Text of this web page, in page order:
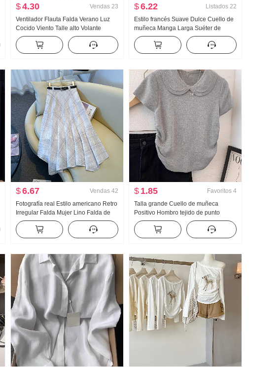
$4.30 Vendas 23
Ventilador Flauta Falda Verano Luz
Cocido Viento Talle alto Volante
Abertura Negro Lunares Falda Días
Seda Oblicuo Hombro Ropa
$6.22 Listados 22
Estilo francés Suave Dulce Cuello de
muñeca Manga Larga Suéter de
punto Mujer Avanzado Sentido Trenza
Suéter Ajustado Adelgazante Top
$6.67 Vendas 42
Fotografía real Estilo americano Retro
Irregular Falda Mujer Lino Falda de
longitud media Cuadros Falda de
línea A Irregular Cola de pez Péndulo
Falda
$ 1.85 Favoritos 4
Talla grande Cuello de muñeca
Positivo Hombro tejido de punto
Manga corta Camiseta Mujer Verano
Diseño Sentido Corto Ajustado
Pequeño Mosca Manga Camiseta Top